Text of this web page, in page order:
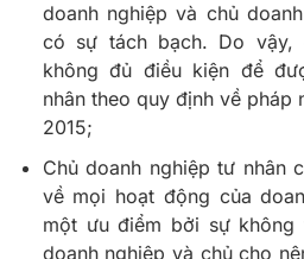
doanh nghiệp và chủ
có sự tách bạch. Do vậy,
không đủ điều kiện để
nhân theo quy định về pháp
2015;
Chủ doanh nghiệp tư nhân
về mọi hoạt động của
một ưu điểm bởi sự không
doanh nghiệp và chủ cho